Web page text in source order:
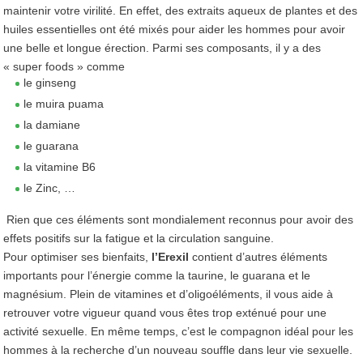
maintenir votre virilité. En effet, des extraits aqueux de plantes et des
huiles essentielles ont été mixés pour aider les hommes pour avoir
une belle et longue érection. Parmi ses composants, il y a des
« super foods » comme
le ginseng
le muira puama
la damiane
le guarana
la vitamine B6
le Zinc, …
Rien que ces éléments sont mondialement reconnus pour avoir des
effets positifs sur la fatigue et la circulation sanguine.
Pour optimiser ses bienfaits, l’Erexil contient d’autres éléments
importants pour l’énergie comme la taurine, le guarana et le
magnésium. Plein de vitamines et d’oligoéléments, il vous aide à
retrouver votre vigueur quand vous êtes trop exténué pour une
activité sexuelle. En même temps, c’est le compagnon idéal pour les
hommes à la recherche d’un nouveau souffle dans leur vie sexuelle.